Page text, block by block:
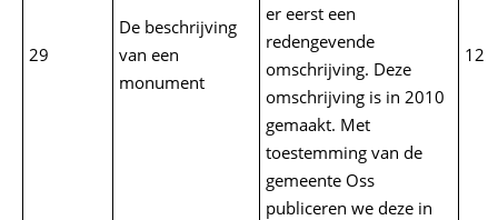
29
De beschrijving
van een
monument
er eerst een
redengevende
omschrijving. Deze
omschrijving is in 2010
gemaakt. Met
toestemming van de
gemeente Oss
publiceren we deze in
12